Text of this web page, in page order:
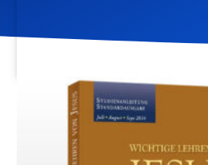
Veröffentlicht am 24. September